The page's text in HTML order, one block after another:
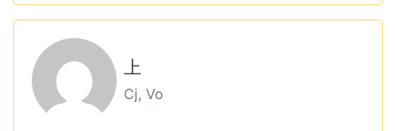
上
Cj, Vo